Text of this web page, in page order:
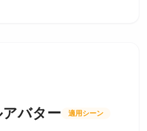
バター 適用シーン